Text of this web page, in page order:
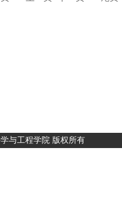
与工程学院 版权所有